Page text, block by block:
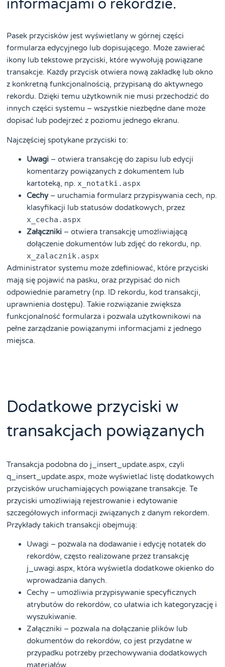
informacjami o rekordzie.
Pasek przycisków jest wyświetlany w górnej części
formularza edycyjnego lub dopisującego. Może zawierać
ikony lub tekstowe przyciski, które wywołują powiązane
transakcje. Każdy przycisk otwiera nową zakładkę lub okno
z konkretną funkcjonalnością, przypisaną do aktywnego
rekordu. Dzięki temu użytkownik nie musi przechodzić do
innych części systemu – wszystkie niezbędne dane może
dopisać lub podejrzeć z poziomu jednego ekranu.
Najczęściej spotykane przyciski to:
Uwagi – otwiera transakcję do zapisu lub edycji
komentarzy powiązanych z dokumentem lub
kartoteką, np.x_notatki.aspx
Cechy– uruchamia formularz przypisywania cech, np.
klasyfikacji lub statusów dodatkowych, przez
x_cecha.aspx
Załączniki – otwiera transakcję umożliwiającą
dołączenie dokumentów lub zdjęć do rekordu, np.
x_zalacznik.aspx
Administrator systemu może zdefiniować, które przyciski
mają się pojawić na pasku, oraz przypisać do nich
odpowiednie parametry (np. ID rekordu, kod transakcji,
uprawnienia dostępu). Takie rozwiązanie zwiększa
funkcjonalność formularza i pozwala użytkownikowi na
pełne zarządzanie powiązanymi informacjami z jednego
miejsca.
Dodatkowe przyciski w
transakcjach powiązanych
Transakcja podobna do j_insert_update.aspx, czyli
q_insert_update.aspx, może wyświetlać listę dodatkowych
przycisków uruchamiających powiązane transakcje. Te
przyciski umożliwiają rejestrowanie i edytowanie
szczegółowych informacji związanych z danym rekordem.
Przykłady takich transakcji obejmują:
Uwagi – pozwala na dodawanie i edycję notatek do
rekordów, często realizowane przez transakcję
j_uwagi.aspx, która wyświetla dodatkowe okienko do
wprowadzania danych.
Cechy – umożliwia przypisywanie specyficznych
atrybutów do rekordów, co ułatwia ich kategoryzację i
wyszukiwanie.
Załączniki – pozwala na dołączanie plików lub
dokumentów do rekordów, co jest przydatne w
przypadku potrzeby przechowywania dodatkowych